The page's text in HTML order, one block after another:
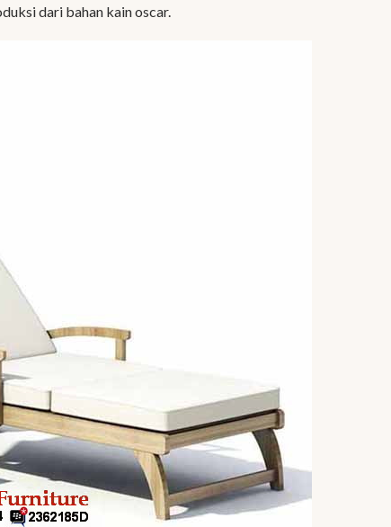
dari bahan kain oscar.